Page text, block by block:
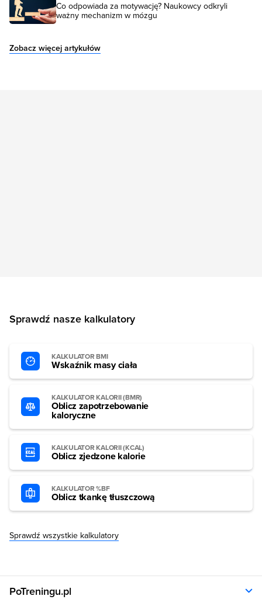
Co odpowiada za motywację? Naukowcy odkryli
ważny mechanizm w mózgu
Zobacz więcej artykułów
Sprawdź nasze kalkulatory
KALKULATOR BMI
Wskaźnik masy ciała
KALKULATOR KALORII (BMR)
Oblicz zapotrzebowanie
kaloryczne
KALKULATOR KALORII (KCAL)
Oblicz zjedzone kalorie
KALKULATOR %BF
Oblicz tkankę tłuszczową
Sprawdź wszystkie kalkulatory
PoTreningu.pl